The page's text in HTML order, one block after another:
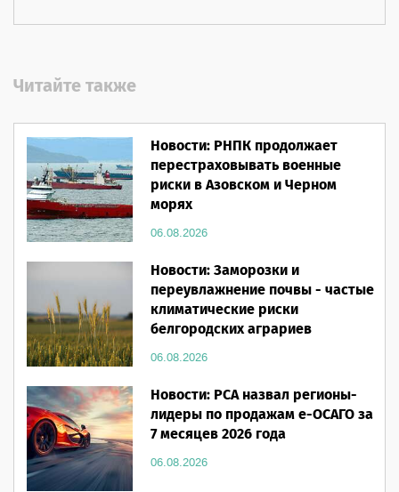
Читайте также
Новости: РНПК продолжает
перестраховывать военные
риски в Азовском и Черном
морях
06.08.2026
Новости: Заморозки и
переувлажнение почвы - частые
климатические риски
белгородских аграриев
06.08.2026
Новости: РСА назвал регионы-
лидеры по продажам е-ОСАГО за
7 месяцев 2026 года
06.08.2026